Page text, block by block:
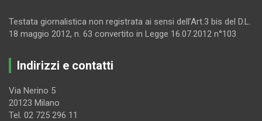
Testata giornalistica non registrata ai sensi dell’Art.3 bis del D.L.
18 maggio 2012, n. 63 convertito in Legge 16.07.2012 n°103
Indirizzi e contatti
Via Nerino 5
20123 Milano
Tel. 02 725 296 11